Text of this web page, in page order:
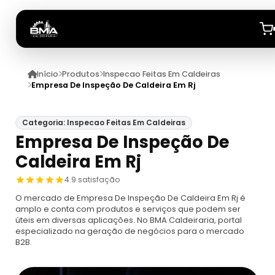
Início
Produtos
Caldeiras
Automação De Caldeiras
Caldeira De Recuperação
Caldeira De Recuperação Celulose
Inspecao Feitas Em Caldeiras
Cotação Inspeção De Caldeiras
Cotar Inspeção De Caldeiras
Montagem De Caldeira
Empresa De Montagem De Caldeiras A Gás
Caldeiras A Vapor
Início Produtos Inspecao Feitas Em Caldeiras
Empresa De Inspeção De Caldeira Em Rj
Categoria: Inspecao Feitas Em Caldeiras
Empresa De Inspeção De
Caldeira Em Rj
4.9 satisfação
O mercado de Empresa De Inspeção De Caldeira Em Rj é
amplo e conta com produtos e serviços que podem ser
úteis em diversas aplicações. No BMA Caldeiraria, portal
especializado na geração de negócios para o mercado
B2B.